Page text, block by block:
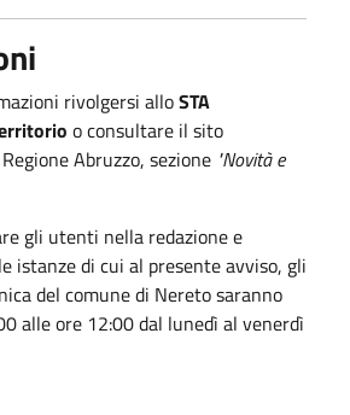
rivolgersi alloSTA
o consultare il sito
Abruzzo, sezione "Novità e
gli utenti nella redazione e
istanze di cui al presente avviso, gli
del comune di Nereto saranno
alle ore 12:00 dal lunedì al venerdì